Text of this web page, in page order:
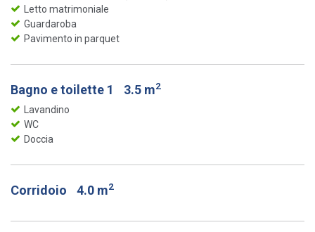
Letto matrimoniale
Guardaroba
Pavimento in parquet
Bagno e toilette 1 3.5 m2
Lavandino
WC
Doccia
Corridoio 4.0 m2